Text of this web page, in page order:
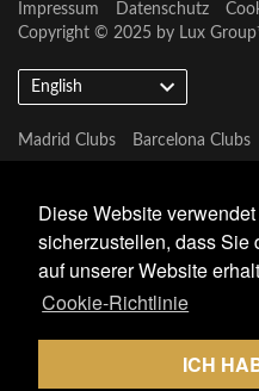
Diese Website
sicherzustellen, dass Sie
auf unserer Website
Cookie-Richtlinie
ICH
Impressum Datenschutz
Copyright © 2025 by Lux Group
English
Madrid Clubs Barcelona Clubs
Miami Vip Clubs